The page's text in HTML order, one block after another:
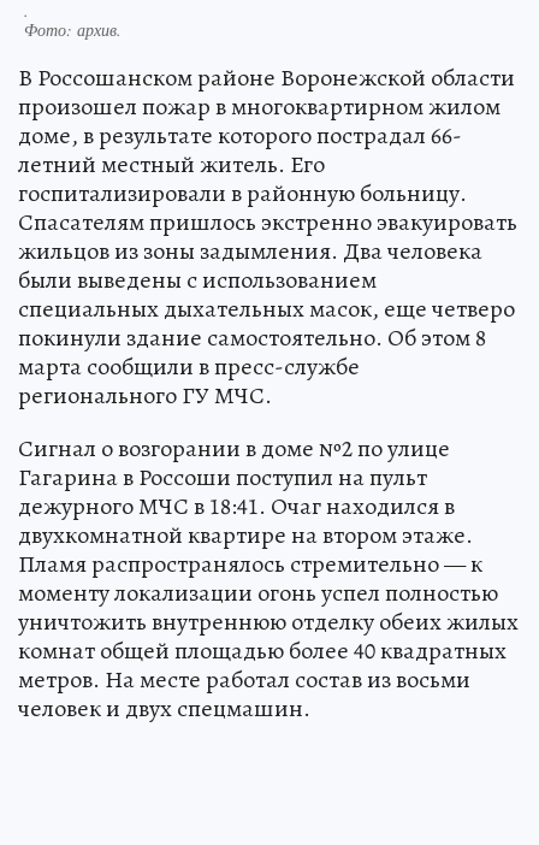
.
Фото: архив.
В Россошанском районе Воронежской области
произошел пожар в многоквартирном жилом
доме, в результате которого пострадал 66-
летний местный житель. Его
госпитализировали в районную больницу.
Спасателям пришлось экстренно эвакуировать
жильцов из зоны задымления. Два человека
были выведены с использованием
специальных дыхательных масок, еще четверо
покинули здание самостоятельно. Об этом 8
марта сообщили в пресс-службе
регионального ГУ МЧС.
Сигнал о возгорании в доме №2 по улице
Гагарина в Россоши поступил на пульт
дежурного МЧС в 18:41. Очаг находился в
двухкомнатной квартире на втором этаже.
Пламя распространялось стремительно — к
моменту локализации огонь успел полностью
уничтожить внутреннюю отделку обеих жилых
комнат общей площадью более 40 квадратных
метров. На месте работал состав из восьми
человек и двух спецмашин.